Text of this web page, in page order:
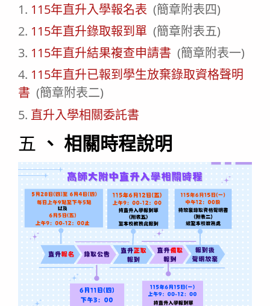
1. 115年直升入學報名表 (簡章附表四)
2. 115年直升錄取報到單 (簡章附表五)
3. 115年直升結果複查申請書 (簡章附表一)
4. 115年直升已報到學生放棄錄取資格聲明
書 (簡章附表二)
5. 直升入學相關委託書
五 、 相關時程說明